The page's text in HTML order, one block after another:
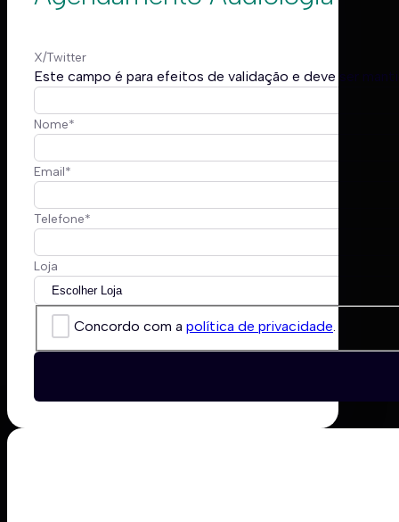
X/Twitter
Este campo é para efeitos de validação e deve ser
Nome*
Email*
Telefone*
Loja
Concordo com a política de privacidade.